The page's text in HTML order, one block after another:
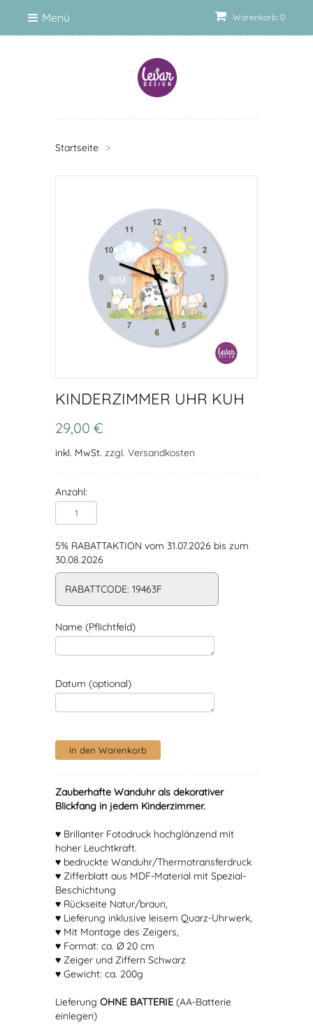
Warenkorb: 0
Menü
Startseite >
KINDERZIMMER UHR KUH
29,00 €
inkl. MwSt. zzgl. Versandkosten
Anzahl:
5% RABATTAKTION vom 31.07.2026 bis zum
30.08.2026
RABATTCODE: 19463F
Name (Pflichtfeld)
Datum (optional)
Zauberhafte Wanduhr als dekorativer
Blickfang in jedem Kinderzimmer.
♥ Brillanter Fotodruck hochglänzend mit
hoher Leuchtkraft.
♥ bedruckte Wanduhr/Thermotransferdruck
♥ Zifferblatt aus MDF-Material mit Spezial-
Beschichtung
♥ Rückseite Natur/braun,
♥ Lieferung inklusive leisem Quarz-Uhrwerk,
♥ Mit Montage des Zeigers,
♥ Format: ca. Ø 20 cm
♥ Zeiger und Ziffern Schwarz
♥ Gewicht: ca. 200g
Lieferung OHNE BATTERIE (AA-Batterie
einlegen)